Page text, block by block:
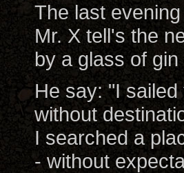
The last
Mr. X tell's the
by a glass of gin
He say: "I sailed
without
I searched a
- without